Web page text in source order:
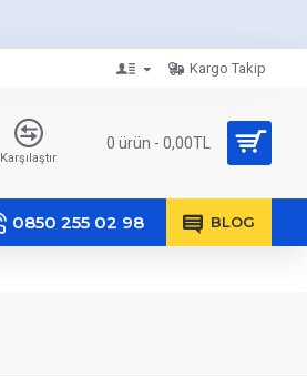
Kargo Takip
Karşılaştır
0 ürün - 0,00TL
0850 255 02 98 BLOG